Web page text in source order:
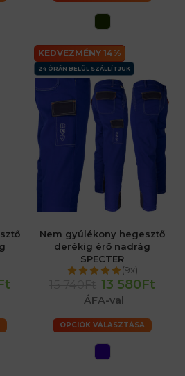
KEDVEZMÉNY 14%
24 ÓRÁN BELÜL SZÁLLÍTJUK
Nem gyúlékony hegesztő
derékig érő nadrág
SPECTER
(9x)
13 580Ft
ÁFA-val
OPCIÓK VÁLASZTÁSA